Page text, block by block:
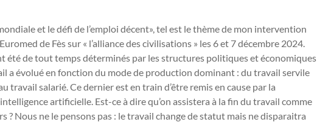
et le défi de l’emploi décent», tel est le thème de mon intervention
de Fès sur « l’alliance des civilisations » les 6 et 7 décembre 2024.
été de tout temps déterminés par les structures politiques et économiques
a évolué en fonction du mode de production dominant : du travail servile
travail salarié. Ce dernier est en train d’être remis en cause par la
artificielle. Est-ce à dire qu’on assistera à la fin du travail comme
? Nous ne le pensons pas : le travail change de statut mais ne disparaitra